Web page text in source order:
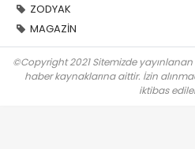
ZODYAK
MAGAZİN
©Copyright 2021 Sitemizde
haber kaynaklarına aittir. İzin
iktibas